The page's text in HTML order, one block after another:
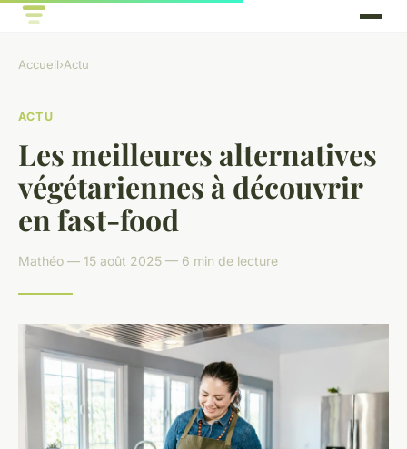
Accueil›Actu
ACTU
Les meilleures alternatives
végétariennes à découvrir
en fast-food
Mathéo — 15 août 2025 — 6 min de lecture